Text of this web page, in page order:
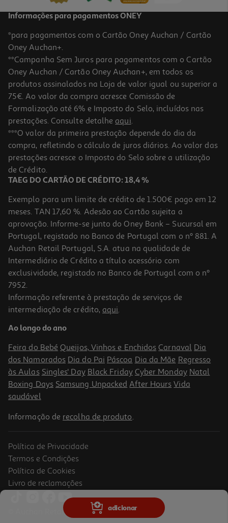
adicionar
4.4 (286)
Serum La Roche Posay Retinol B3 30ml
1703.33 €/Lt
51,10 €
4.4
Sérum Avene Hyaluron Active Procedure 20ml
299.7 €/Lt
59,94 €
Creme Fluído Avene Hyaluron Activ B3 Spf50 40ml
Informações para pagamentos ONEY
*para pagamentos com o Cartão Oney Auchan / Cartão
Oney Auchan+.
**Campanha Sem Juros para pagamentos com o Cartão
Oney Auchan / Cartão Oney Auchan+, em todos os
produtos assinalados na Loja de valor igual ou superior a
75€. Ao valor da compra acresce Comissão de
Formalização até 6% e Imposto do Selo, incluídos nas
prestações. Consulte detalhe aqui.
***O valor da primeira prestação depende do dia da
compra, refletindo o cálculo de juros diários. Ao valor das
prestações acresce o Imposto do Selo sobre a utilização
de Crédito.
TAEG DO CARTÃO DE CRÉDITO: 18,4 %
Exemplo para um limite de crédito de 1.500€ pago em 12
meses. TAN 17,60 %. Adesão ao Cartão sujeita a
aprovação. Informe-se junto do Oney Bank – Sucursal em
Portugal, registado no Banco de Portugal com o nº 881. A
Auchan Retail Portugal, S.A. atua na qualidade de
Intermediário de Crédito a título acessório com
exclusividade, registado no Banco de Portugal com o nº
7952.
Informação referente à prestação de serviços de
intermediação de crédito, aqui.
Ao longo do ano
Feira do Bebé Queijos, Vinhos e Enchidos Carnaval Dia
dos Namorados Dia do Pai Páscoa Dia da Mãe Regresso
às Aulas Singles' Day Black Friday Cyber Monday Natal
Boxing Days Samsung Unpacked After Hours Vida
saudável
Informação de recolha de produto.
Política de Privacidade
Termos e Condições
Política de Cookies
Livro de reclamações
© Auchan Retail Portugal